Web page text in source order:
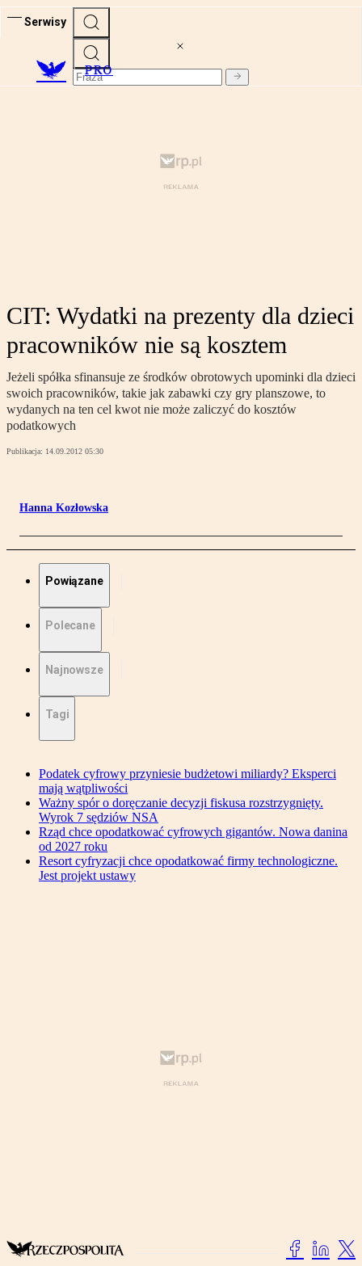
Serwisy
PRO
CIT: Wydatki na prezenty dla dzieci
pracowników nie są kosztem
Jeżeli spółka sfinansuje ze środków obrotowych upominki dla dzieci
swoich pracowników, takie jak zabawki czy gry planszowe, to
wydanych na ten cel kwot nie może zaliczyć do kosztów
podatkowych
Publikacja: 14.09.2012 05:30
Hanna Kozłowska
Powiązane
Polecane
Najnowsze
Tagi
Podatek cyfrowy przyniesie budżetowi miliardy? Eksperci
mają wątpliwości
Ważny spór o doręczanie decyzji fiskusa rozstrzygnięty.
Wyrok 7 sędziów NSA
Rząd chce opodatkować cyfrowych gigantów. Nowa danina
od 2027 roku
Resort cyfryzacji chce opodatkować firmy technologiczne.
Jest projekt ustawy